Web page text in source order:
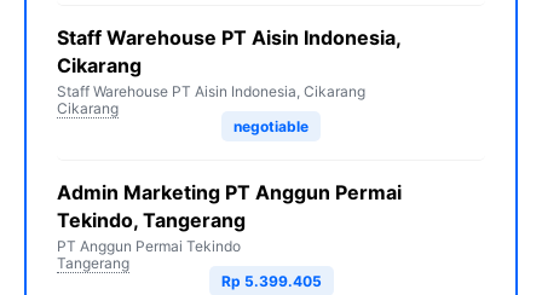
Staff Warehouse PT Aisin Indonesia,
Cikarang
Staff Warehouse PT Aisin Indonesia, Cikarang
Cikarang
negotiable
Admin Marketing PT Anggun Permai
Tekindo, Tangerang
PT Anggun Permai Tekindo
Tangerang
Rp 5.399.405